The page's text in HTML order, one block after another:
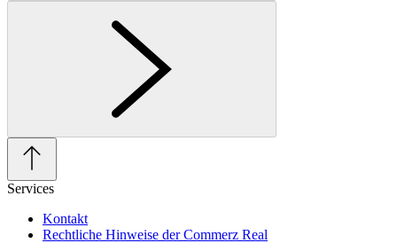
Services
Kontakt
Rechtliche Hinweise der Commerz Real